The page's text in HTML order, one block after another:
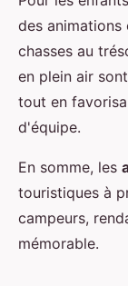
des
chasses au
en plein air
tout en
d'équipe.
En somme, les
touristiques à
campeurs,
mémorable.